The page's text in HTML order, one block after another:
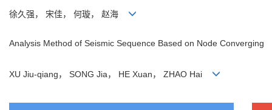
徐久强， 宋佳， 何璇， 赵海
Analysis Method of Seismic Sequence Based on Node Converging
XU Jiu-qiang， SONG Jia， HE Xuan， ZHAO Hai